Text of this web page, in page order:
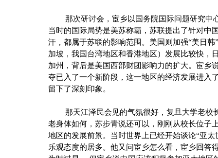
那次研讨会，宦乡以国务院国际问题研究中
当时的国际局势是美苏称霸，苏联提出了针对中
汗，都属于苏联的影响范围。美国则加强“美日
加坡，我国台湾地区和香港地区）发展比较快，
加州，背后是美国西部财团影响力的扩大。宦乡
夺已入了一个新阶段，这一地区的经济发展进入
留下了深刻印象。
那天江泽民会见的气氛很好，复旦大学老校
老身体如何，苏步青说还可以，刚刚从校长位子
地区的发展前景。当时世界上已经开始谈论“亚
乐观态度的居多。他又问宦乡怎么看，宦乡回答